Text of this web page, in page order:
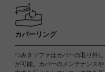
カバーリング
つみきソファはカバーの取り外し
が可能。カバーのメンテナンスや